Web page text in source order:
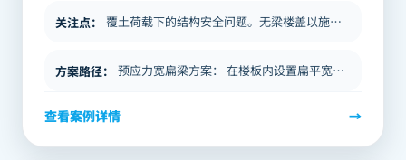
关注点： 覆土荷载下的结构安全问题。无梁楼盖以施工简便、净高利用率高而在冷库建设中广泛应用，但其力学弱点在于柱头区域的冲切破坏…
方案路径： 预应力宽扁梁方案： 在楼板内设置扁平宽梁，将柱间荷载通过梁的弯曲传递，避免无梁楼盖的冲切破坏模式，安全性更易通过审图…
查看案例详情 →